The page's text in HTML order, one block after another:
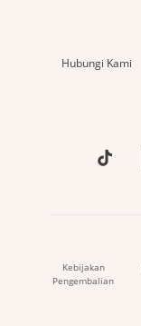
Hubungi Kami
Kebijakan
Pengembalian